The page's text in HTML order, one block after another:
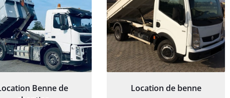
Benne de
Location de benne
L'équipe a
de manière efficace
laissant
jardin impeccable et
notre nouveau
d'aménagement
paysager.
Service rapide et efficace. Je
recommande sans
hésitation.